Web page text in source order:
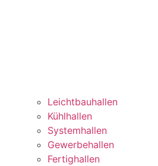
Leichtbauhallen
Kühlhallen
Systemhallen
Gewerbehallen
Fertighallen